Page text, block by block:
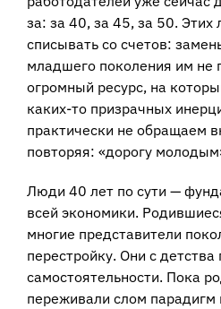
за: за 40, за 45, за 50. Этих
списывать со счетов:
младшего поколения им не
огромный ресурс, на
каких-то призрачных
практически не обращаем
повторяя: «дорогу
Люди 40 лет по сути —
всей экономики.
многие представители
перестройку. Они с
самостоятельности. Пока
переживали слом парадигм